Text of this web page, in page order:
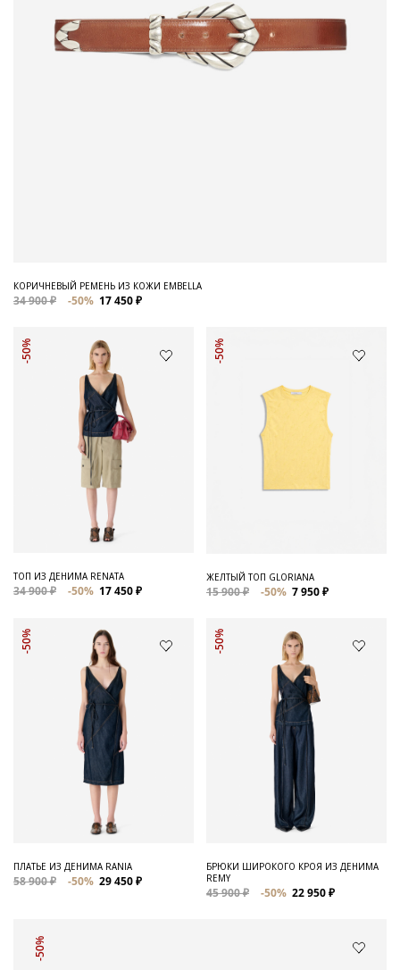
КОРИЧНЕВЫЙ РЕМЕНЬ ИЗ КОЖИ EMBELLA
34 900 ₽ -50% 17 450 ₽
-50%
ТОП ИЗ ДЕНИМА RENATA
34 900 ₽ -50% 17 450 ₽
-50%
ЖЕЛТЫЙ ТОП GLORIANA
15 900 ₽ -50% 7 950 ₽
-50%
ПЛАТЬЕ ИЗ ДЕНИМА RANIA
58 900 ₽ -50% 29 450 ₽
-50%
БРЮКИ ШИРОКОГО КРОЯ ИЗ ДЕНИМА
REMY
45 900 ₽ -50% 22 950 ₽
-50%